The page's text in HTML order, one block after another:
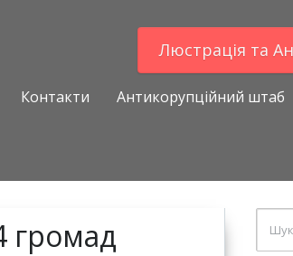
Люстрацiя та
Контакти Антикорупційний штаб
громад